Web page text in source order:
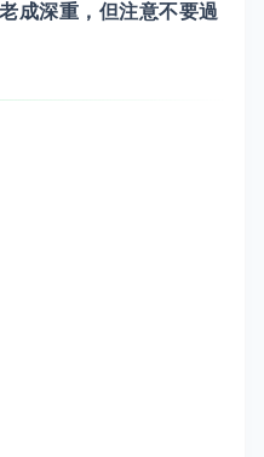
成深重，但注意不要過